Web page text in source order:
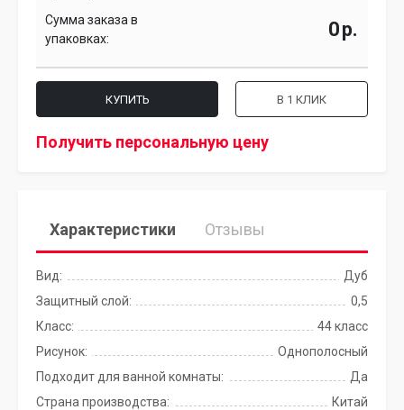
Сумма заказа в
упаковках:
р.
КУПИТЬ В 1 КЛИК
Получить персональную цену
Характеристики Отзывы
Вид:
Дуб
Защитный слой:
0,5
Класс:
44 класс
Рисунок:
Однополосный
Подходит для ванной комнаты:
Да
Страна производства:
Китай